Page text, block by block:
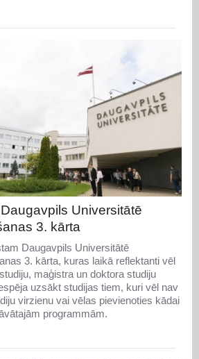
Universitātē
3. kārta
Daugavpils Universitātē
3. kārta, kuras laikā reflektanti vēl
maģistra un doktora studiju
uzsākt studijas tiem, kuri vēl nav
virzienu vai vēlas pievienoties kādai
programmām.